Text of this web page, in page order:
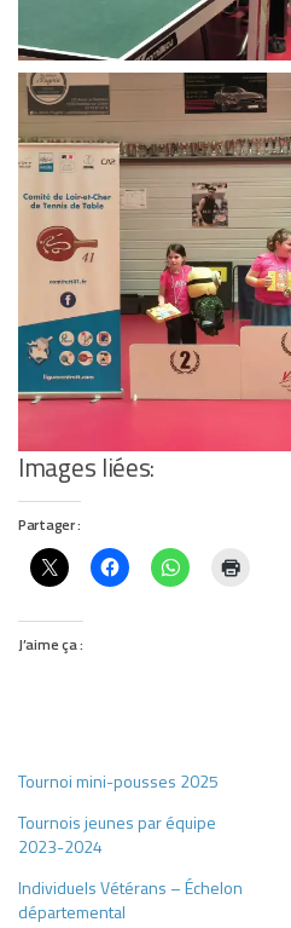
Images liées:
Partager :
J’aime ça :
Tournoi mini-pousses 2025
Tournois jeunes par équipe
2023-2024
Individuels Vétérans – Échelon
départemental